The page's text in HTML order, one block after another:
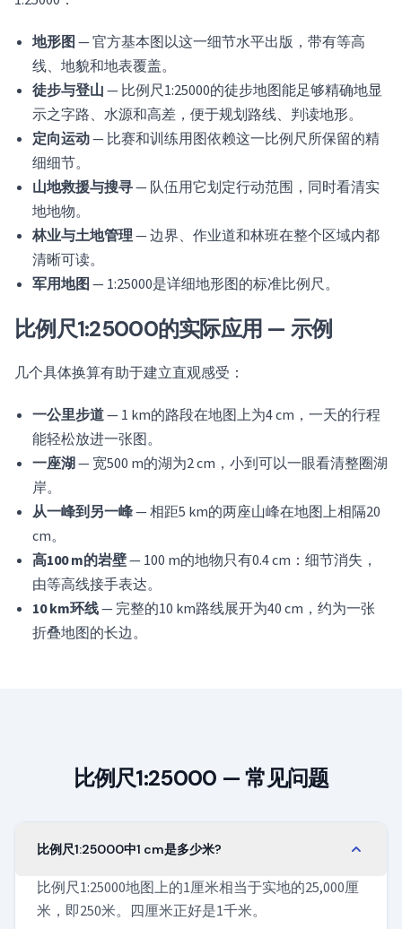
地形图 — 官方基本图以这一细节水平出版，带有等高
线、地貌和地表覆盖。
徒步与登山— 比例尺1:25000的徒步地图能足够精确地显
示之字路、水源和高差，便于规划路线、判读地形。
定向运动— 比赛和训练用图依赖这一比例尺所保留的精
细细节。
山地救援与搜寻— 队伍用它划定行动范围，同时看清实
地地物。
林业与土地管理— 边界、作业道和林班在整个区域内都
清晰可读。
军用地图 — 1:25000是详细地形图的标准比例尺。
比例尺1:25000的实际应用 — 示例
几个具体换算有助于建立直观感受：
一公里步道— 1 km的路段在地图上为4 cm，一天的行程
能轻松放进一张图。
一座湖— 宽500 m的湖为2 cm，小到可以一眼看清整圈湖
岸。
从一峰到另一峰— 相距5 km的两座山峰在地图上相隔20
cm。
高100 m的岩壁— 100 m的地物只有0.4 cm：细节消失，
由等高线接手表达。
10 km环线— 完整的10 km路线展开为40 cm，约为一张
折叠地图的长边。
比例尺1:25000 — 常见问题
比例尺1:25000中1 cm是多少米?
比例尺1:25000地图上的1厘米相当于实地的25,000厘
米，即250米。四厘米正好是1千米。